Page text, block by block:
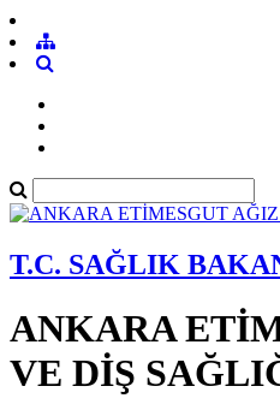
T.C. SAĞLIK
ANKARA
VE DİŞ